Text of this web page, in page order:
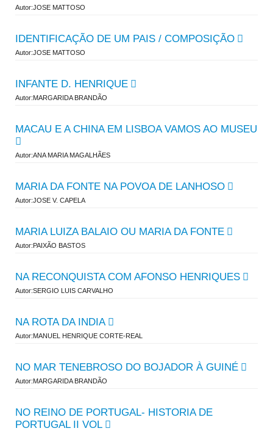
Autor:JOSE MATTOSO
IDENTIFICAÇÃO DE UM PAIS / COMPOSIÇÃO
Autor:JOSE MATTOSO
INFANTE D. HENRIQUE
Autor:MARGARIDA BRANDÃO
MACAU E A CHINA EM LISBOA VAMOS AO MUSEU
Autor:ANA MARIA MAGALHÃES
MARIA DA FONTE NA POVOA DE LANHOSO
Autor:JOSE V. CAPELA
MARIA LUIZA BALAIO OU MARIA DA FONTE
Autor:PAIXÃO BASTOS
NA RECONQUISTA COM AFONSO HENRIQUES
Autor:SERGIO LUIS CARVALHO
NA ROTA DA INDIA
Autor:MANUEL HENRIQUE CORTE-REAL
NO MAR TENEBROSO DO BOJADOR À GUINÉ
Autor:MARGARIDA BRANDÃO
NO REINO DE PORTUGAL- HISTORIA DE
PORTUGAL II VOL